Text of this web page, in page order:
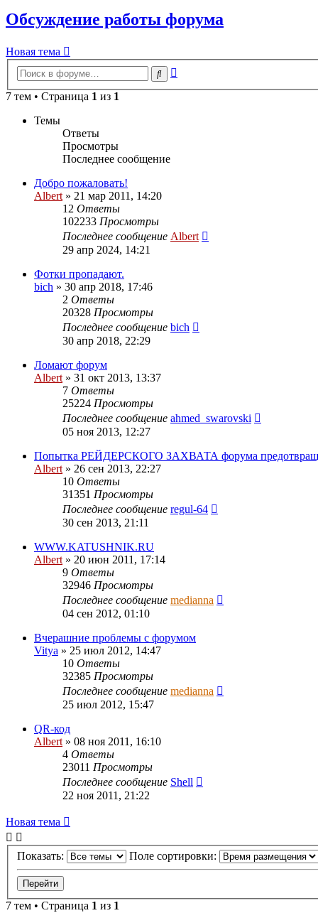
Обсуждение работы форума
Новая тема
Поиск
7 тем • Страница 1 из 1
Темы
Ответы
Просмотры
Последнее сообщение
Добро пожаловать!
Albert » 21 мар 2011, 14:20
12 Ответы
102233 Просмотры
Последнее сообщение Albert
29 апр 2024, 14:21
Фотки пропадают.
bich » 30 апр 2018, 17:46
2 Ответы
20328 Просмотры
Последнее сообщение bich
30 апр 2018, 22:29
Ломают форум
Albert » 31 окт 2013, 13:37
7 Ответы
25224 Просмотры
Последнее сообщение ahmed_swarovski
05 ноя 2013, 12:27
Попытка РЕЙДЕРСКОГО ЗАХВАТА форума
Albert » 26 сен 2013, 22:27
10 Ответы
31351 Просмотры
Последнее сообщение regul-64
30 сен 2013, 21:11
WWW.KATUSHNIK.RU
Albert » 20 июн 2011, 17:14
9 Ответы
32946 Просмотры
Последнее сообщение medianna
04 сен 2012, 01:10
Вчерашние проблемы с форумом
Vitya » 25 июл 2012, 14:47
10 Ответы
32385 Просмотры
Последнее сообщение medianna
25 июл 2012, 15:47
QR-код
Albert » 08 ноя 2011, 16:10
4 Ответы
23011 Просмотры
Последнее сообщение Shell
22 ноя 2011, 21:22
Новая тема
Показать: Поле сортировки:
7 тем • Страница 1 из 1